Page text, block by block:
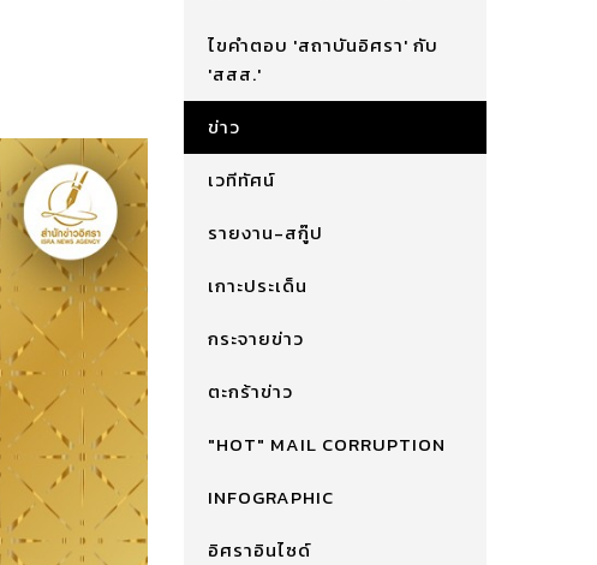
ไขคำตอบ 'สถาบันอิศรา' กับ
'สสส.'
ข่าว
เวทีทัศน์
รายงาน-สกู๊ป
เกาะประเด็น
กระจายข่าว
ตะกร้าข่าว
"HOT" MAIL CORRUPTION
INFOGRAPHIC
อิศราอินไซด์